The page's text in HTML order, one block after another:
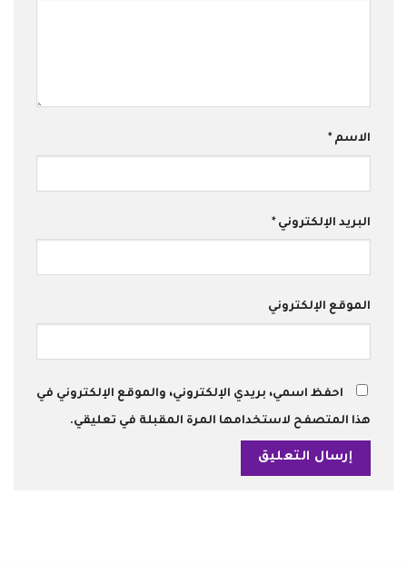
الاسم*
البريد الإلكتروني*
الموقع الإلكتروني
احفظ اسمي، بريدي الإلكتروني، والموقع الإلكتروني في
هذا المتصفح لاستخدامها المرة المقبلة في تعليقي.